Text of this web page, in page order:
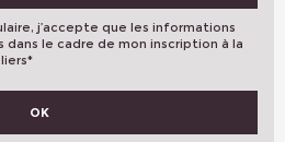
j’accepte que les informations
le cadre de mon inscription à la
*
OK